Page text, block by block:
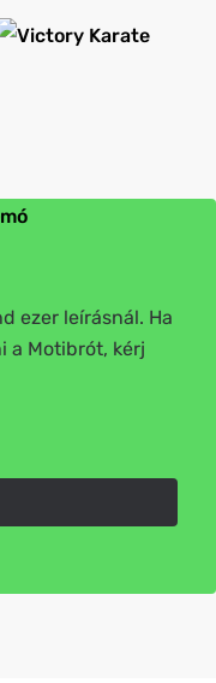
ezer leírásnál. Ha
a Motibrót, kérj